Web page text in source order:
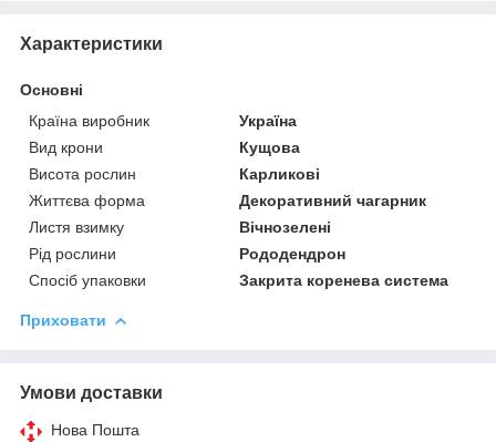
Характеристики
Основні
Країна виробник
Україна
Вид крони
Кущова
Висота рослин
Карликові
Життєва форма
Декоративний чагарник
Листя взимку
Вічнозелені
Рід рослини
Рододендрон
Спосіб упаковки
Закрита коренева система
Приховати
Умови доставки
Нова Пошта